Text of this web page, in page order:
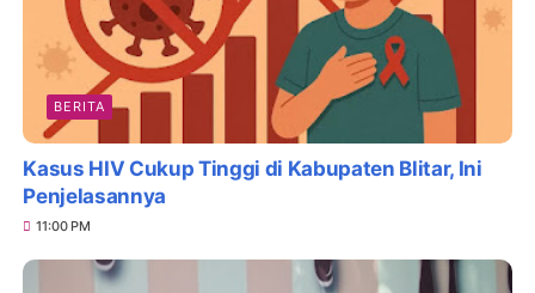
BERITA
Kasus HIV Cukup Tinggi di Kabupaten Blitar, Ini
Penjelasannya
11:00 PM